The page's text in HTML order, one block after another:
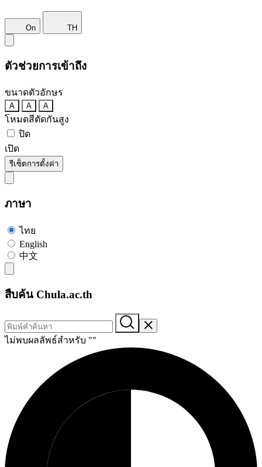
On TH
ตัวช่วยการเข้าถึง
ขนาดตัวอักษร
A A A
โหมดสีตัดกันสูง
ปิด
เปิด
รีเซ็ตการตั้งค่า
ภาษา
ไทย
English
中文
สืบค้น Chula.ac.th
ไม่พบผลลัพธ์สำหรับ ""